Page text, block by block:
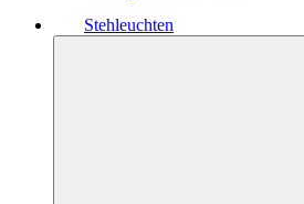
Stehleuchten